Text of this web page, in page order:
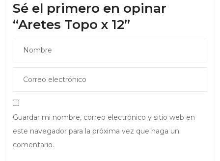
Sé el primero en opinar
“Aretes Topo x 12”
Guardar mi nombre, correo electrónico y sitio web en
este navegador para la próxima vez que haga un
comentario.